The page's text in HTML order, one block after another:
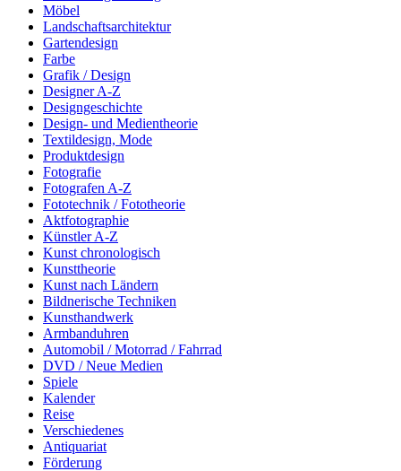
Möbel
Landschaftsarchitektur
Gartendesign
Farbe
Grafik / Design
Designer A-Z
Designgeschichte
Design- und Medientheorie
Textildesign, Mode
Produktdesign
Fotografie
Fotografen A-Z
Fototechnik / Fototheorie
Aktfotographie
Künstler A-Z
Kunst chronologisch
Kunsttheorie
Kunst nach Ländern
Bildnerische Techniken
Kunsthandwerk
Armbanduhren
Automobil / Motorrad / Fahrrad
DVD / Neue Medien
Spiele
Kalender
Reise
Verschiedenes
Antiquariat
Förderung